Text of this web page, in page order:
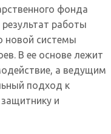
фонда
работы
новой системы
В ее основе лежит
а ведущим
подход к
и